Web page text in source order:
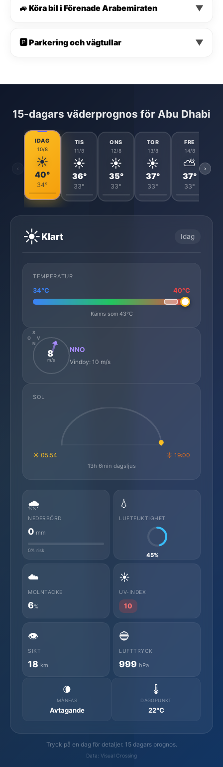
🚙 Köra bil i Förenade Arabemiraten ▼
🅿️ Parkering och vägtullar ▼
15-dagars väderprognos för Abu Dhabi
‹
IDAG
10/8
☀️
40°
34°
TIS
11/8
☀️
36°
33°
ONS
12/8
☀️
35°
33°
TOR
13/8
☀️
37°
33°
FRE
14/8
⛅
37°
33°
›
☀️Klart Idag
TEMPERATUR
34°C 40°C
Känns som 43°C
N
S
O
V
8
m/s
NNO
Vindby: 10 m/s
SOL
☼ 05:54 ☼ 19:00
13h 6min dagsljus
🌧️
NEDERBÖRD
0 mm
0% risk
💧
LUFTFUKTIGHET
45%
☁️
MOLNTÄCKE
6%
☀️
UV-INDEX
10
👁️
SIKT
18 km
🔵
LUFTTRYCK
999 hPa
🌘
MÅNFAS
Avtagande
🌡️
DAGGPUNKT
22°C
Tryck på en dag för detaljer. 15 dagars prognos.
Data: Visual Crossing